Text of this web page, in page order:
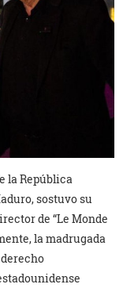
la República
sostuvo su
de “Le Monde
la madrugada